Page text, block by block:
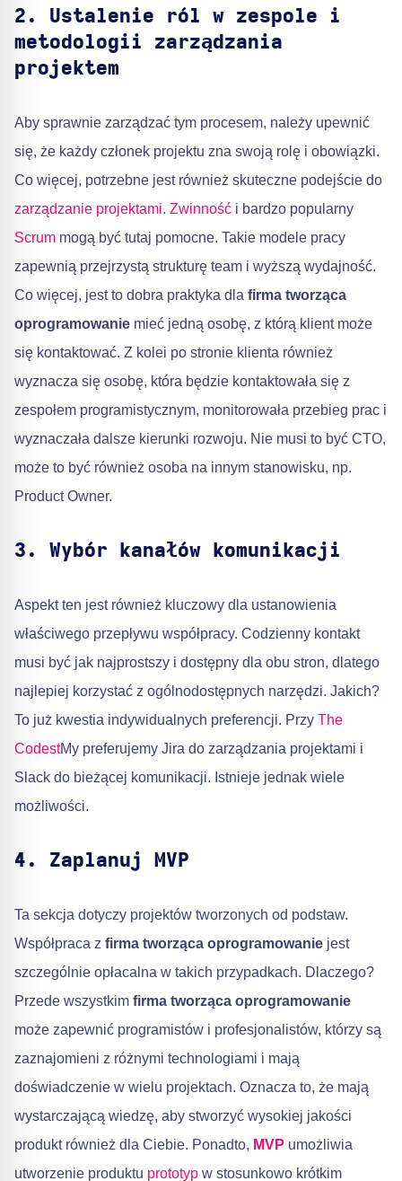
2. Ustalenie ról w zespole i
metodologii zarządzania
projektem
Aby sprawnie zarządzać tym procesem, należy upewnić
się, że każdy członek projektu zna swoją rolę i obowiązki.
Co więcej, potrzebne jest również skuteczne podejście do
zarządzanie projektami. Zwinność i bardzo popularny
Scrum mogą być tutaj pomocne. Takie modele pracy
zapewnią przejrzystą strukturę team i wyższą wydajność.
Co więcej, jest to dobra praktyka dla firma tworząca
oprogramowanie mieć jedną osobę, z którą klient może
się kontaktować. Z kolei po stronie klienta również
wyznacza się osobę, która będzie kontaktowała się z
zespołem programistycznym, monitorowała przebieg prac i
wyznaczała dalsze kierunki rozwoju. Nie musi to być CTO,
może to być również osoba na innym stanowisku, np.
Product Owner.
3. Wybór kanałów komunikacji
Aspekt ten jest również kluczowy dla ustanowienia
właściwego przepływu współpracy. Codzienny kontakt
musi być jak najprostszy i dostępny dla obu stron, dlatego
najlepiej korzystać z ogólnodostępnych narzędzi. Jakich?
To już kwestia indywidualnych preferencji. Przy The
CodestMy preferujemy Jira do zarządzania projektami i
Slack do bieżącej komunikacji. Istnieje jednak wiele
możliwości.
4. Zaplanuj MVP
Ta sekcja dotyczy projektów tworzonych od podstaw.
Współpraca z firma tworząca oprogramowanie jest
szczególnie opłacalna w takich przypadkach. Dlaczego?
Przede wszystkim firma tworząca oprogramowanie
może zapewnić programistów i profesjonalistów, którzy są
zaznajomieni z różnymi technologiami i mają
doświadczenie w wielu projektach. Oznacza to, że mają
wystarczającą wiedzę, aby stworzyć wysokiej jakości
produkt również dla Ciebie. Ponadto, MVP umożliwia
utworzenie produktu prototyp w stosunkowo krótkim